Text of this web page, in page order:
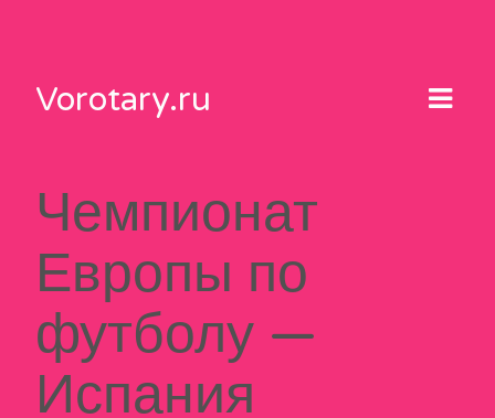
contentVorotary.ru
Чемпионат
Европы по
футболу —
Испания